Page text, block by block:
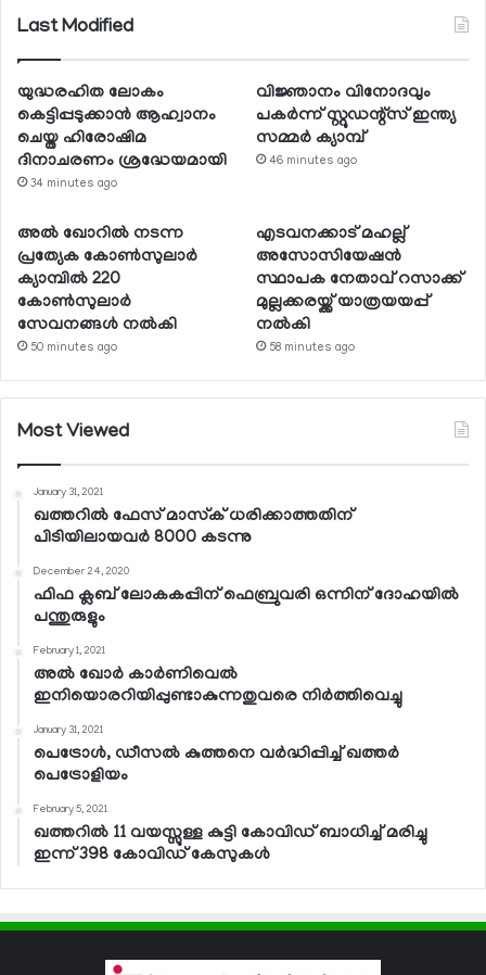
Last Modified
യുദ്ധരഹിത ലോകം
കെട്ടിപ്പടുക്കാന്‍ ആഹ്വാനം
ചെയ്ത ഹിരോഷിമ
ദിനാചരണം ശ്രദ്ധേയമായി
34 minutes ago
വിജ്ഞാനം വിനോദവും
പകര്‍ന്ന് സ്റ്റുഡന്റ്‌സ് ഇന്ത്യ
സമ്മര്‍ ക്യാമ്പ്
46 minutes ago
അല്‍ ഖോറില്‍ നടന്ന
പ്രത്യേക കോണ്‍സുലാര്‍
ക്യാമ്പില്‍ 220
കോണ്‍സുലാര്‍
സേവനങ്ങള്‍ നല്‍കി
50 minutes ago
എടവനക്കാട് മഹല്ല്
അസോസിയേഷന്‍
സ്ഥാപക നേതാവ് റസാക്ക്
മുല്ലക്കരയ്ക്ക് യാത്രയയപ്പ്
നല്‍കി
58 minutes ago
Most Viewed
January 31, 2021
ഖത്തറില്‍ ഫേസ് മാസ്‌ക് ധരിക്കാത്തതിന്
പിടിയിലായവര്‍ 8000 കടന്നു
December 24, 2020
ഫിഫ ക്ലബ് ലോകകപ്പിന് ഫെബ്രുവരി ഒന്നിന് ദോഹയില്‍
പന്തുരുളും
February 1, 2021
അല്‍ ഖോര്‍ കാര്‍ണിവെല്‍
ഇനിയൊരറിയിപ്പുണ്ടാകുന്നതുവരെ നിര്‍ത്തിവെച്ചു
January 31, 2021
പെട്രോള്‍, ഡീസല്‍ കുത്തനെ വര്‍ദ്ധിപ്പിച്ച് ഖത്തര്‍
പെട്രോളിയം
February 5, 2021
ഖത്തറില്‍ 11 വയസ്സുള്ള കുട്ടി കോവിഡ് ബാധിച്ച് മരിച്ചു
ഇന്ന് 398 കോവിഡ് കേസുകള്‍